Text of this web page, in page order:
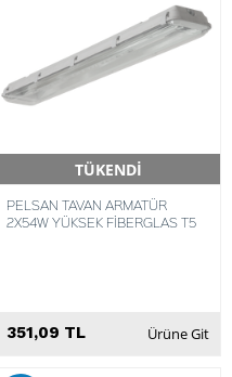
TÜKENDİ
Hızlı Teslimat
PELSAN TAVAN ARMATÜR
2X54W YÜKSEK FİBERGLAS T5
351,09 TL Ürüne Git